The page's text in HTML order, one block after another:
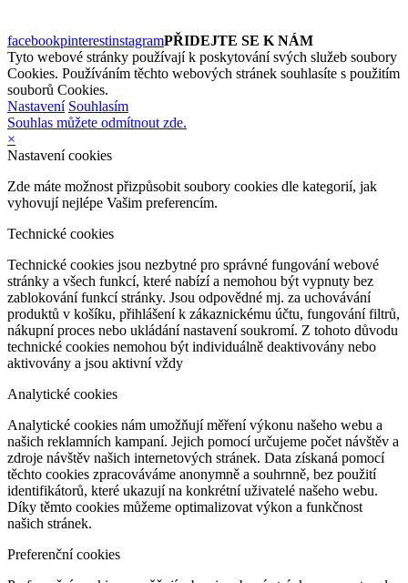
facebookpinterestinstagramPŘIDEJTE SE K NÁM
Tyto webové stránky používají k poskytování svých služeb soubory
Cookies. Používáním těchto webových stránek souhlasíte s použitím
souborů Cookies.
Nastavení Souhlasím
Souhlas můžete odmítnout zde.
×
Nastavení cookies
Zde máte možnost přizpůsobit soubory cookies dle kategorií, jak
vyhovují nejlépe Vašim preferencím.
Technické cookies
Technické cookies jsou nezbytné pro správné fungování webové
stránky a všech funkcí, které nabízí a nemohou být vypnuty bez
zablokování funkcí stránky. Jsou odpovědné mj. za uchovávání
produktů v košíku, přihlášení k zákaznickému účtu, fungování filtrů,
nákupní proces nebo ukládání nastavení soukromí. Z tohoto důvodu
technické cookies nemohou být individuálně deaktivovány nebo
aktivovány a jsou aktivní vždy
Analytické cookies
Analytické cookies nám umožňují měření výkonu našeho webu a
našich reklamních kampaní. Jejich pomocí určujeme počet návštěv a
zdroje návštěv našich internetových stránek. Data získaná pomocí
těchto cookies zpracováváme anonymně a souhrnně, bez použití
identifikátorů, které ukazují na konkrétní uživatelé našeho webu.
Díky těmto cookies můžeme optimalizovat výkon a funkčnost
našich stránek.
Preferenční cookies